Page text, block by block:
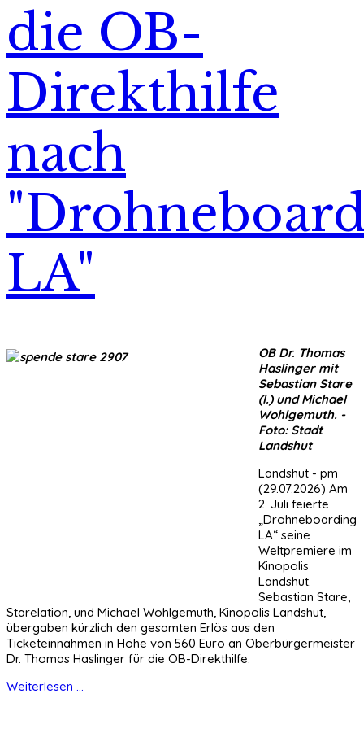
die OB-
Direkthilfe
nach
LA"
OB Dr. Thomas
Haslinger mit
Sebastian Stare
(l.) und Michael
Wohlgemuth. -
Foto: Stadt
Landshut
Landshut - pm
(29.07.2026) Am
2. Juli feierte
„Drohneboarding
LA“ seine
Weltpremiere im
Kinopolis
Landshut.
Sebastian Stare,
Starelation, und Michael Wohlgemuth, Kinopolis Landshut,
übergaben kürzlich den gesamten Erlös aus den
Ticketeinnahmen in Höhe von 560 Euro an Oberbürgermeister
Dr. Thomas Haslinger für die OB-Direkthilfe.
Weiterlesen ...